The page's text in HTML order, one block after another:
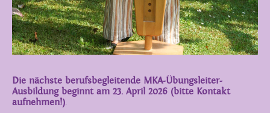
Die nächste berufsbegleitende MKA-Übungsleiter-
Ausbildung beginnt am 23. April 2026 (bitte Kontakt
aufnehmen!).